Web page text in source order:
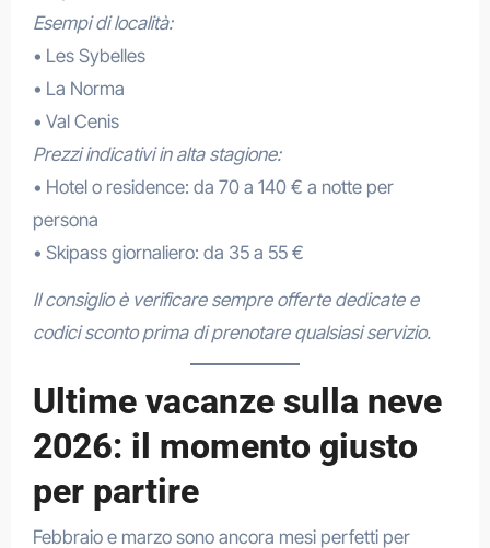
Esempi di località:
• Les Sybelles
• La Norma
• Val Cenis
Prezzi indicativi in alta stagione:
• Hotel o residence: da 70 a 140 € a notte per
persona
• Skipass giornaliero: da 35 a 55 €
Il consiglio è verificare sempre offerte dedicate e
codici sconto prima di prenotare qualsiasi servizio.
Ultime vacanze sulla neve
2026: il momento giusto
per partire
Febbraio e marzo sono ancora mesi perfetti per